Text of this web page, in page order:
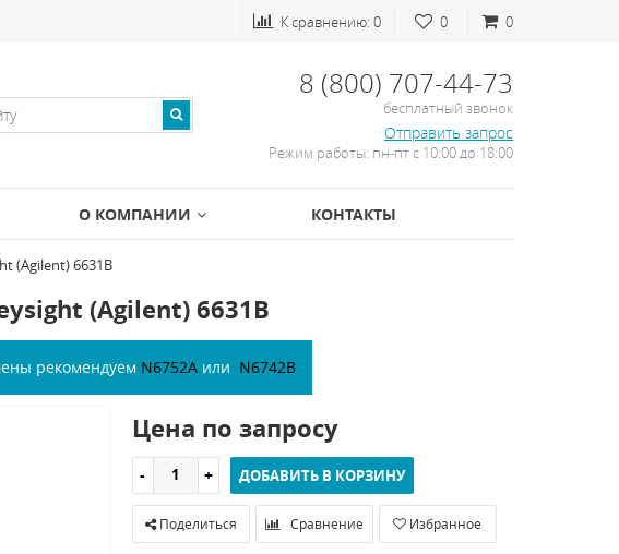
0
0
К сравнению: 0
8 (800) 707-44-73
бесплатный звонок
Отправить запрос
Режим работы: пн-пт с 10:00 до 18:00
О КОМПАНИИ КОНТАКТЫ
(Agilent) 6631B
(Agilent) 6631B
рекомендуем N6752Aили N6742B
Цена по запросу
ДОБАВИТЬ В КОРЗИНУ
Поделиться Сравнение Избранное